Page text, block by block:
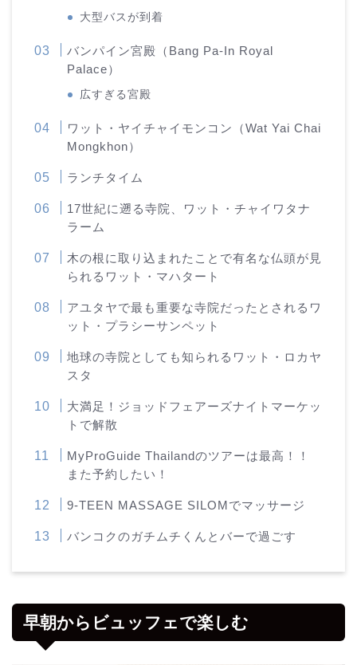
大型バスが到着
バンパイン宮殿（Bang Pa-In Royal
Palace）
広すぎる宮殿
ワット・ヤイチャイモンコン（Wat Yai Chai
Mongkhon）
ランチタイム
17世紀に遡る寺院、ワット・チャイワタナ
ラーム
木の根に取り込まれたことで有名な仏頭が見
られるワット・マハタート
アユタヤで最も重要な寺院だったとされるワ
ット・プラシーサンペット
地球の寺院としても知られるワット・ロカヤ
スタ
大満足！ジョッドフェアーズナイトマーケッ
トで解散
MyProGuide Thailandのツアーは最高！！
また予約したい！
9-TEEN MASSAGE SILOMでマッサージ
バンコクのガチムチくんとバーで過ごす
早朝からビュッフェで楽しむ